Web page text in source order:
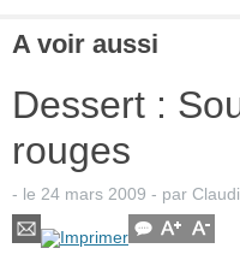
A voir aussi
Dessert :
rouges
- le 24 mars 2009 - par